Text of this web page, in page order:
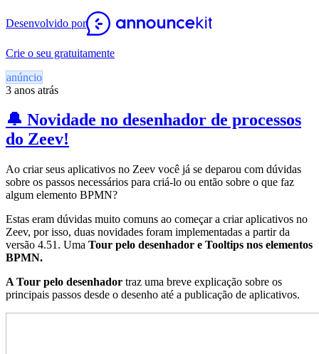
Desenvolvido por
Crie o seu gratuitamente
anúncio
3 anos atrás
🔔 Novidade no desenhador de processos
do Zeev!
Ao criar seus aplicativos no Zeev você já se deparou com dúvidas
sobre os passos necessários para criá-lo ou então sobre o que faz
algum elemento BPMN?
Estas eram dúvidas muito comuns ao começar a criar aplicativos no
Zeev, por isso, duas novidades foram implementadas a partir da
versão 4.51. Uma Tour pelo desenhador e Tooltips nos elementos
BPMN.
A Tour pelo desenhador traz uma breve explicação sobre os
principais passos desde o desenho até a publicação de aplicativos.